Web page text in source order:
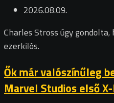
2026.08.09.
Charles Stross úgy gondolta,
ezerkilós.
Ők már valószínűleg
Marvel Studios első